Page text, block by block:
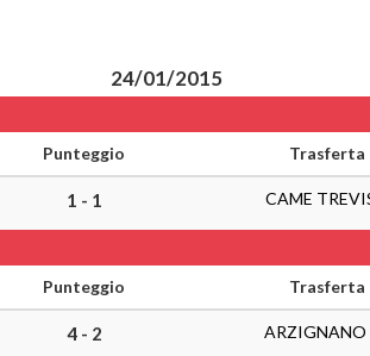
24/01/2015
Punteggio Trasferta
1 - 1 CAME
Punteggio Trasferta
4 - 2 ARZIGNANO